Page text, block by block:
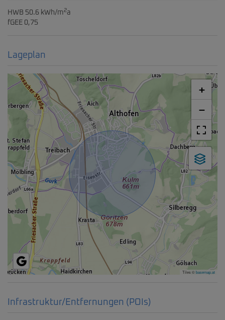
HWB 50.6 kWh/m2a
fGEE 0,75
Lageplan
+
−
Tiles ©basemap.at
Infrastruktur/Entfernungen (POIs)